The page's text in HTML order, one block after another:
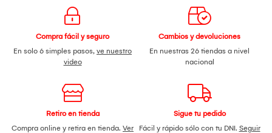
Compra fácil y seguro
En solo 6 simples pasos, ve nuestro
video
Cambios y devoluciones
En nuestras 26 tiendas a nivel
nacional
Retiro en tienda
Compra online y retira en tienda. Ver
Sigue tu pedido
Fácil y rápido sólo con tu DNI. Seguir